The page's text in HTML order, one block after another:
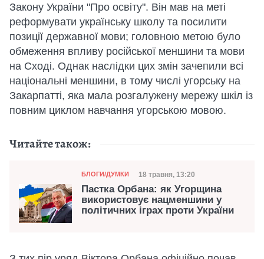
Закону України "Про освіту". Він мав на меті
реформувати українську школу та посилити
позиції державної мови; головною метою було
обмеження впливу російської меншини та мови
на Сході. Однак наслідки цих змін зачепили всі
національні меншини, в тому числі угорську на
Закарпатті, яка мала розгалужену мережу шкіл із
повним циклом навчання угорською мовою.
Читайте також:
Категорія
БЛОГИ/ДУМКИ Дата публікації
18 травня, 13:20
Пастка Орбана: як Угорщина
використовує нацменшини у
політичних іграх проти України